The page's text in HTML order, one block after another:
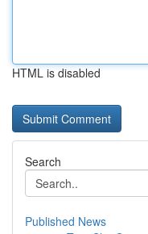
HTML is disabled
Search
Published News